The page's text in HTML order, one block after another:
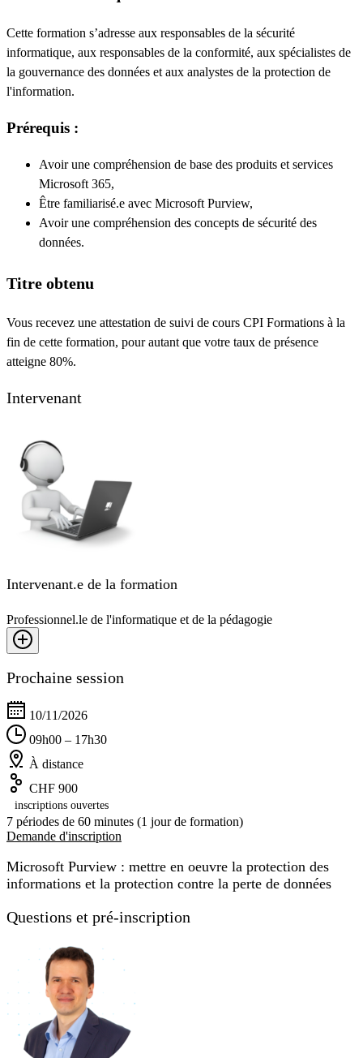
Cette formation s’adresse aux responsables de la sécurité
informatique, aux responsables de la conformité, aux spécialistes de
la gouvernance des données et aux analystes de la protection de
l'information.
Prérequis :
Avoir une compréhension de base des produits et services
Microsoft 365,
Être familiarisé.e avec Microsoft Purview,
Avoir une compréhension des concepts de sécurité des
données.
Titre obtenu
Vous recevez une attestation de suivi de cours CPI Formations à la
fin de cette formation, pour autant que votre taux de présence
atteigne 80%.
Intervenant
Intervenant.e de la formation
Professionnel.le de l'informatique et de la pédagogie
Prochaine session
10/11/2026
09h00 – 17h30
À distance
CHF 900
inscriptions ouvertes
7 périodes de 60 minutes (1 jour de formation)
Demande d'inscription
Microsoft Purview : mettre en oeuvre la protection des
informations et la protection contre la perte de données
Questions et pré-inscription